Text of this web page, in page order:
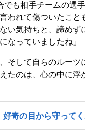
も相手チームの選手
われて傷ついたこと
い気持ちと、諦めず
なっていましたね」
そして自らのルーツ
たのは、心の中に浮
奇の目から守ってく